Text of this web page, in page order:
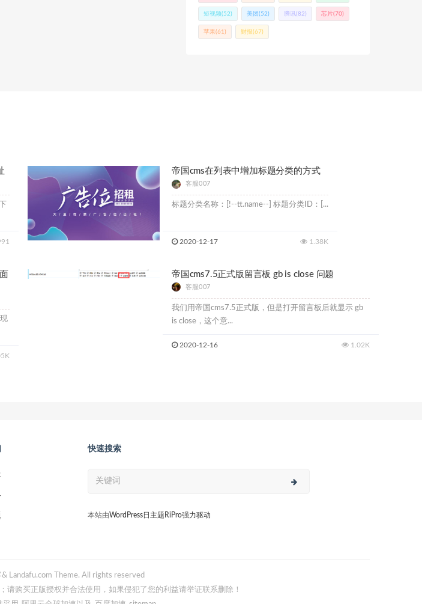
短视频(52) 美团 (52) 腾讯(82) 芯片(70)
苹果(61) 财报(67)
帝国cms在列表中增加标题分类的方式
客服007
标题分类名称：[!--tt.name--] 标题分类ID：[...
2020-12-17 1.38K
帝国cms7.5正式版留言板 gb is close 问题
客服007
我们用帝国cms7.5正式版，但是打开留言板后就显示 gb
is close，这个意...
2020-12-16 1.02K
快速搜索
本站由WordPress日主题RiPro强力驱动
& Landafu.com Theme. All rights reserved
购买正版授权并合法使用，如果侵犯了您的利益请举证联系删除！